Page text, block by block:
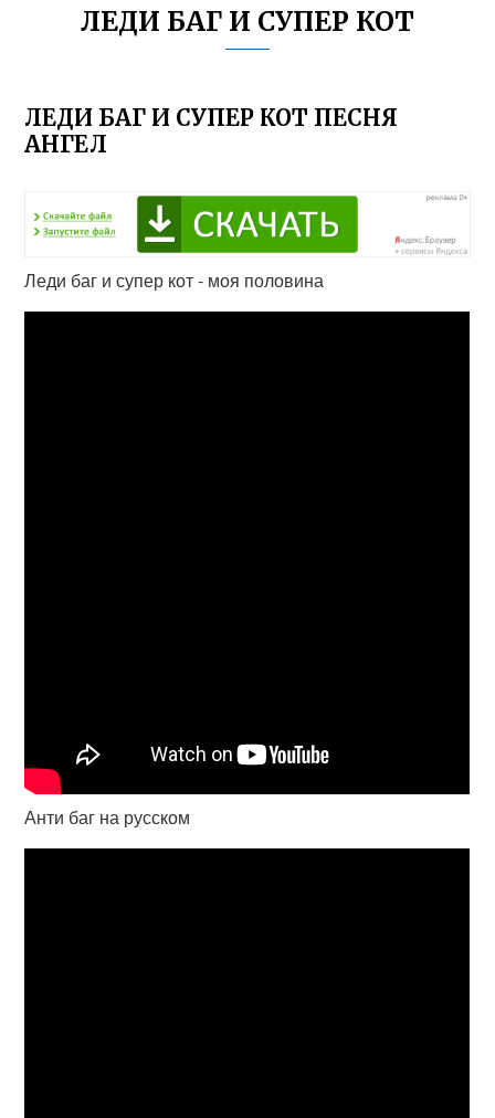
ЛЕДИ БАГ И СУПЕР КОТ
ЛЕДИ БАГ И СУПЕР КОТ ПЕСНЯ
АНГЕЛ
Леди баг и супер кот - моя половина
Анти баг на русском